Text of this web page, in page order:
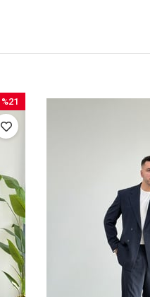
%21